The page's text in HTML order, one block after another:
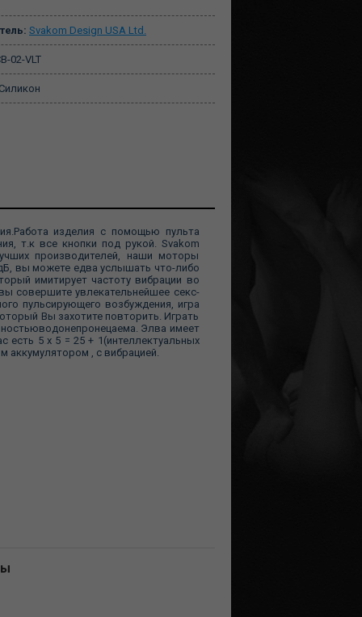
Svakom Design USA Ltd.
02-VLT
изделия с помощью пульта
т.к все кнопки под рукой. Svakom
производителей, наши моторы
вы можете едва услышать что-либо
имитирует частоту вибрации во
совершите увлекательнейшее секс-
пульсирующего возбуждения, игра
Вы захотите повторить. Играть
Элва имеет
5 х 5 = 25 + 1(интеллектуальных
, c вибрацией.